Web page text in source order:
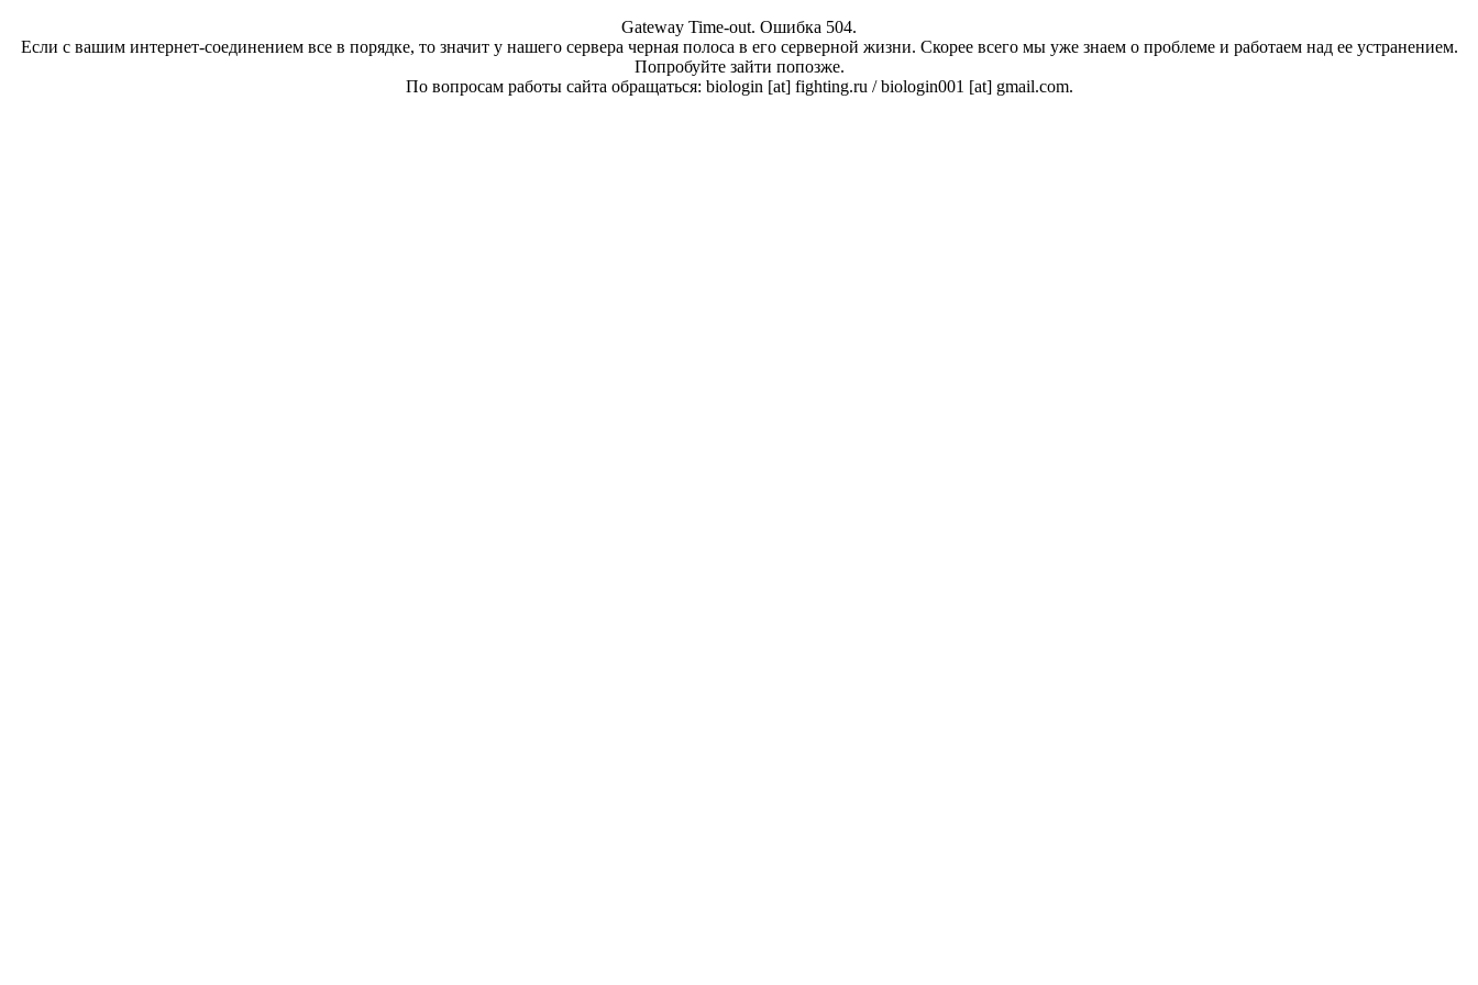
Gateway Time-out. Ошибка 504.
Если с вашим интернет-соединением все в порядке, то значит у нашего сервера черная полоса в его серверной жизни. Скорее всего мы уже знаем о проблеме и работаем над ее устранением.
Попробуйте зайти попозже.
По вопросам работы сайта обращаться: biologin [at] fighting.ru / biologin001 [at] gmail.com.